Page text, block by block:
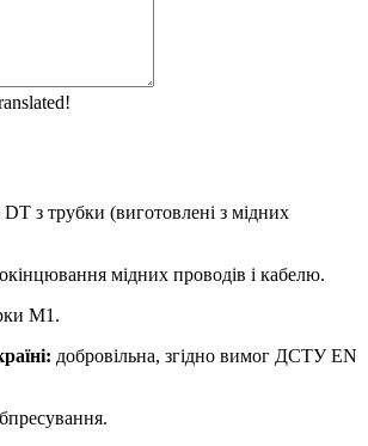
DT з трубки (виготовлені з мідних
мідних проводів і кабелю.
М1.
добровільна, згідно вимог ДСТУ EN